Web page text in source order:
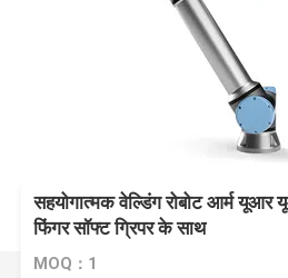
सहयोगात्मक वेल्डिंग रोबोट आर्म यूआर
फिंगर सॉफ्ट ग्रिपर के साथ
MOQ：1